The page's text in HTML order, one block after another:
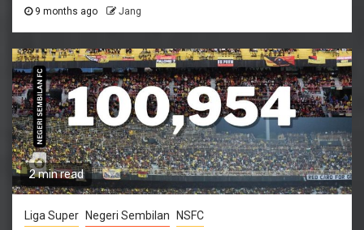
9 months ago Jang
2 min read
Liga Super Negeri Sembilan NSFC